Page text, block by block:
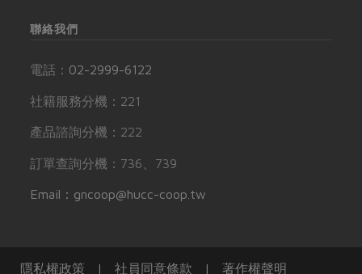
聯絡我們
電話： 02-2999-6122
社籍服務分機：221
產品諮詢分機：222
訂單查詢分機：736、739
Email：gncoop@hucc-coop.tw
隱私權政策 | 社員同意條款 | 著作權聲明